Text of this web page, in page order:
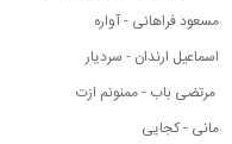
مسعود فراهانی - آواره
اسماعیل ارندان - سردیار
مرتضی باب - ممنونم ازت
مانی - کجایی